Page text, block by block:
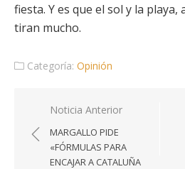
fiesta. Y es que el sol y la playa,
tiran mucho.
Categoría: Opinión
Navegación
de
entradas
Noticia Anterior
MARGALLO PIDE
«FÓRMULAS PARA
ENCAJAR A CATALUÑA